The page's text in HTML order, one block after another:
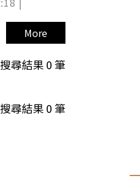
More
搜尋結果0筆
搜尋結果0筆